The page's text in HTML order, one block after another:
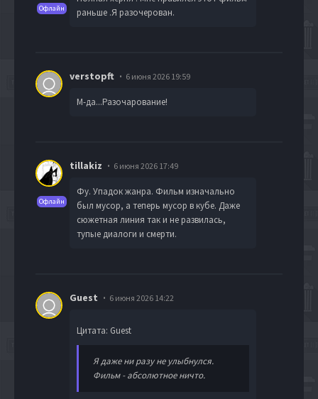
Офлайн
раньше .Я разочерован.
verstopft 6 июня 2026 19:59
М-да...Разочарование!
Офлайн
tillakiz 6 июня 2026 17:49
Фу. Упадок жанра. Фильм изначально
был мусор, а теперь мусор в кубе. Даже
сюжетная линия так и не развилась,
тупые диалоги и смерти.
Guest 6 июня 2026 14:22
Цитата: Guest
Я даже ни разу не улыбнулся.
Фильм - абсолютное ничто.